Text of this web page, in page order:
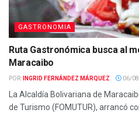
GASTRONOMIA
Ruta Gastronómica busca al
Maracaibo
POR: INGRID FERNÁNDEZ MÁRQUEZ 06/
La Alcaldía Bolivariana de
de Turismo (FOMUTUR), arrancó